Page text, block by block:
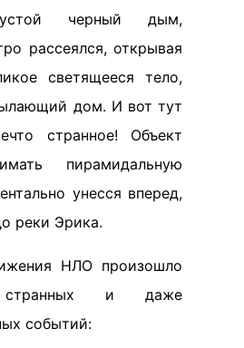
черный дым,
рассеялся, открывая
светящееся тело,
дом. И вот тут
странное! Объект
пирамидальную
унесся вперед,
реки Эрика.
НЛО произошло
странных и даже
событий: